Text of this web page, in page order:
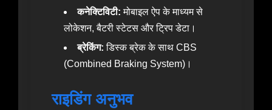
कनेक्टिविटी: मोबाइल ऐप के माध्यम से
लोकेशन, बैटरी स्टेटस और ट्रिप डेटा।
ब्रेकिंग: डिस्क ब्रेक के साथ CBS
(Combined Braking System)।
राइडिंग अनुभव